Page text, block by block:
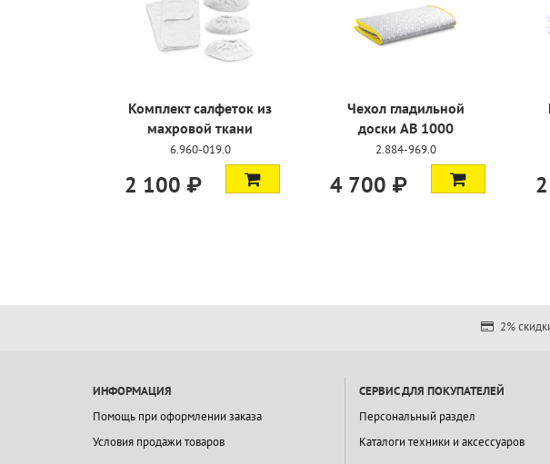
Комплект салфеток из
махровой ткани
6.960-019.0
2 100 ₽
Чехол гладильной
доски AB 1000
2.884-969.0
4 700 ₽
2%
ИНФОРМАЦИЯ
Помощь при оформлении заказа
Условия продажи товаров
СЕРВИС ДЛЯ ПОКУПАТЕЛЕЙ
Персональный раздел
Каталоги техники и аксессуаров